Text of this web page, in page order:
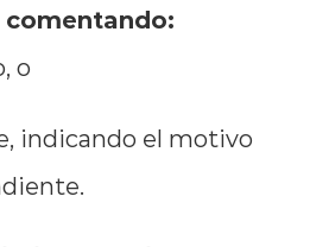
o
indicando el motivo